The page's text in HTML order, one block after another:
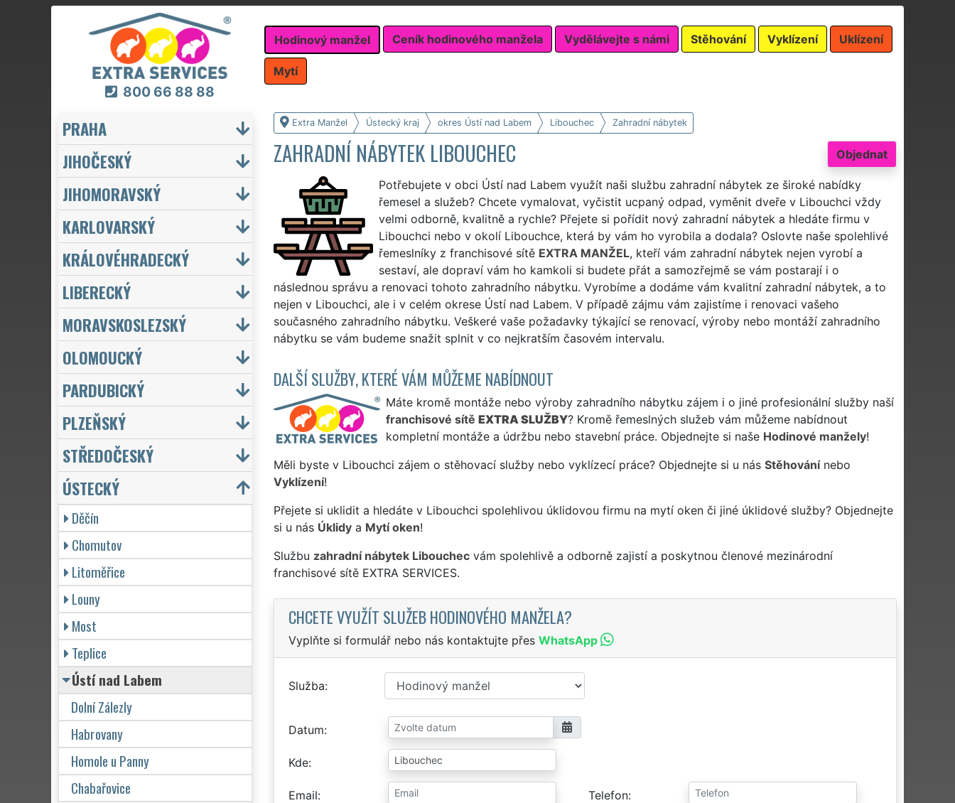
800 66 88 88
Hodinový manžel Ceník hodinového manžela Vydělávejte s námi Stěhování Vyklízení Uklízení
Mytí
Extra Manžel Ústecký kraj okres Ústí nad Labem Libouchec Zahradní nábytek
Objednat
ZAHRADNÍ NÁBYTEK LIBOUCHEC
Potřebujete v obci Ústí nad Labem využít naši službu zahradní nábytek ze široké nabídky
řemesel a služeb? Chcete vymalovat, vyčistit ucpaný odpad, vyměnit dveře v Libouchci vždy
velmi odborně, kvalitně a rychle? Přejete si pořídit nový zahradní nábytek a hledáte firmu v
Libouchci nebo v okolí Libouchce, která by vám ho vyrobila a dodala? Oslovte naše spolehlivé
řemeslníky z franchisové sítě EXTRA MANŽEL, kteří vám zahradní nábytek nejen vyrobí a
sestaví, ale dopraví vám ho kamkoli si budete přát a samozřejmě se vám postarají i o
následnou správu a renovaci tohoto zahradního nábytku. Vyrobíme a dodáme vám kvalitní zahradní nábytek, a to
nejen v Libouchci, ale i v celém okrese Ústí nad Labem. V případě zájmu vám zajistíme i renovaci vašeho
současného zahradního nábytku. Veškeré vaše požadavky týkající se renovací, výroby nebo montáží zahradního
nábytku se vám budeme snažit splnit v co nejkratším časovém intervalu.
DALŠÍ SLUŽBY, KTERÉ VÁM MŮŽEME NABÍDNOUT
Máte kromě montáže nebo výroby zahradního nábytku zájem i o jiné profesionální služby naší
franchisové sítě EXTRA SLUŽBY? Kromě řemeslných služeb vám můžeme nabídnout
kompletní montáže a údržbu nebo stavební práce. Objednejte si naše Hodinové manžely!
Měli byste v Libouchci zájem o stěhovací služby nebo vyklízecí práce? Objednejte si u nás Stěhovánínebo
Vyklízení!
Přejete si uklidit a hledáte v Libouchci spolehlivou úklidovou firmu na mytí oken či jiné úklidové služby? Objednejte
si u nás Úklidya Mytí oken!
Službu zahradní nábytek Libouchecvám spolehlivě a odborně zajistí a poskytnou členové mezinárodní
franchisové sítě EXTRA SERVICES.
CHCETE VYUŽÍT SLUŽEB HODINOVÉHO MANŽELA?
Vyplňte si formulář nebo nás kontaktujte přes WhatsApp
Služba
Datum
Kde
Email Telefon
PRAHA
JIHOČESKÝ
JIHOMORAVSKÝ
KARLOVARSKÝ
KRÁLOVÉHRADECKÝ
LIBERECKÝ
MORAVSKOSLEZSKÝ
OLOMOUCKÝ
PARDUBICKÝ
PLZEŇSKÝ
STŘEDOČESKÝ
ÚSTECKÝ
Děčín
Chomutov
Litoměřice
Louny
Most
Teplice
Ústí nad Labem
Dolní Zálezly
Habrovany
Homole u Panny
Chabařovice